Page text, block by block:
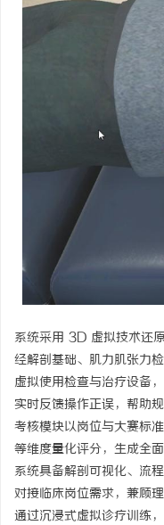
系统采用 3D 虚拟技术还
经解剖基础、肌力肌张力
虚拟使用检查与治疗设备
实时反馈操作正误，帮助
考核模块以岗位与大赛标
等维度量化评分，生成全
系统具备解剖可视化、流
对接临床岗位需求，兼顾
通过沉浸式虚拟诊疗训练
徽刑事辩护律师：为您的权